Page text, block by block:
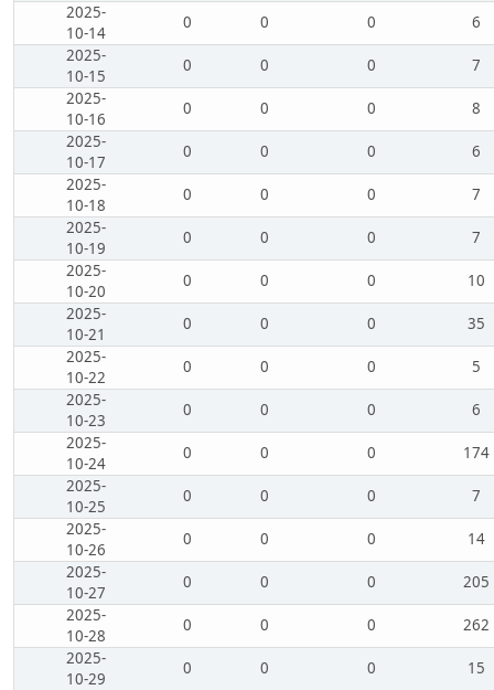
2025-
10-14
0 0 0
6
2025-
10-15
0 0 0
7
2025-
10-16
0 0 0
8
2025-
10-17
0 0 0
6
2025-
10-18
0 0 0
7
2025-
10-19
0 0 0
7
2025-
10-20
0 0 0
10
2025-
10-21
0 0 0
35
2025-
10-22
0 0 0
5
2025-
10-23
0 0 0
6
2025-
10-24
0 0 0
174
2025-
10-25
0 0 0
7
2025-
10-26
0 0 0
14
2025-
10-27
0 0 0
205
2025-
10-28
0 0 0
262
2025-
10-29
0 0 0
15